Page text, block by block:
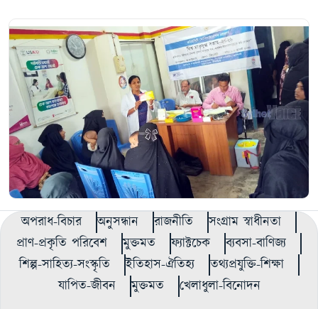
অপরাধ-বিচার অনুসন্ধান রাজনীতি
সংগ্রাম স্বাধীনতা
প্রাণ-প্রকৃতি পরিবেশ
মুক্তমত ফ্যাক্টচেক
ব্যবসা-বাণিজ্য
শিল্প-সাহিত্য-সংস্কৃতি
ইতিহাস-ঐতিহ্য
তথ্যপ্রযুক্তি-শিক্ষা
যাপিত-জীবন
মুক্তমত খেলাধুলা-বিনোদন